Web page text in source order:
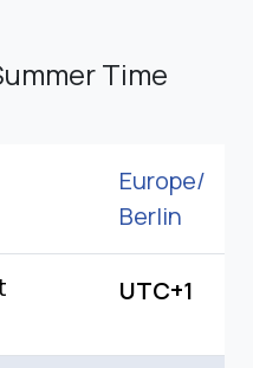
Time
Europe/
Berlin
UTC+1